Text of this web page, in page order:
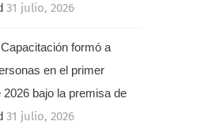
31 julio, 2026
formó a
en el primer
bajo la premisa de
31 julio, 2026